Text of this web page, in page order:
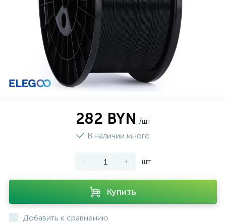
282 BYN /шт
В наличии много
- + шт
Купить
Добавить к сравнению